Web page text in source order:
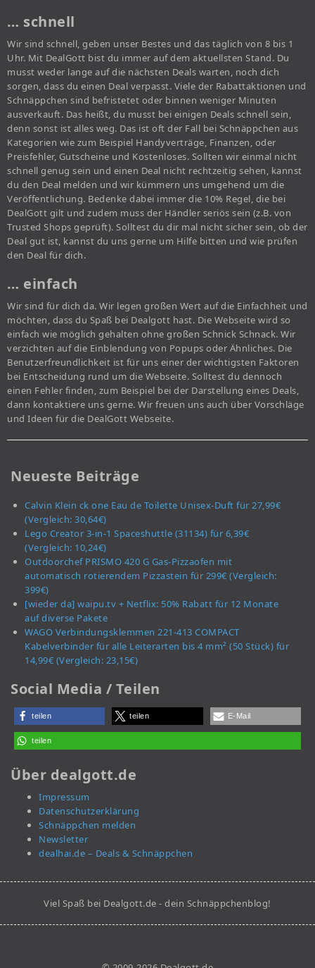
… schnell
Wir sind schnell, geben unser Bestes und das täglich von 8 bis 1
Uhr. Mit DealGott bist du immer auf dem aktuellsten Stand. Du
musst weder lange auf die nächsten Deals warten, noch dich
sorgen, dass du einen Deal verpasst. Viele der Rabattaktionen und
Schnäppchen sind befristetet oder binnen weniger Minuten
ausverkauft. Das heißt, du musst bei einigen Deals schnell sein,
denn sonst ist alles weg. Das ist oft der Fall bei Schnäppchen aus
Kategorien wie zum Beispiel Handyverträge, Finanzen, oder
Preisfehler, Gutscheine und Kostenloses. Sollten wir einmal nicht
schnell genug sein und einen Deal nicht rechtzeitig sehen, kannst
du den Deal melden und wir kümmern uns umgehend um die
Veröffentlichung. Bedenke dabei immer die 10% Regel, die bei
DealGott gilt und zudem muss der Händler seriös sein (z.B. von
Trusted Shops geprüft). Solltest du dir mal nicht sicher sein, ob der
Deal gut ist, kannst du uns gerne um Hilfe bitten und wie prüfen
den Deal für dich.
… einfach
Wir sind für dich da. Wir legen großen Wert auf die Einfachheit und
möchten, dass du Spaß bei Dealgott hast. Die Webseite wird so
einfach wie möglich gehalten ohne großen Schnick Schnack. Wir
verzichten auf die Einblendung von Popups oder Ähnliches. Die
Benutzerfreundlichkeit ist für uns einer der wichtigsten Faktoren
bei Entscheidung rund um die Webseite. Solltest du dennoch
einen Fehler finden, zum Beispiel bei der Darstellung eines Deals,
dann kontaktiere uns gerne. Wir freuen uns auch über Vorschläge
und Ideen für die DealGott Webseite.
Neueste Beiträge
Calvin Klein ck one Eau de Toilette Unisex-Duft für 27,99€
(Vergleich: 30,64€)
Lego Creator 3-in-1 Spaceshuttle (31134) für 6,39€
(Vergleich: 10,24€)
Outdoorchef PRISMO 420 G Gas-Pizzaofen mit
automatisch rotierendem Pizzastein für 299€ (Vergleich:
399€)
[wieder da] waipu.tv + Netflix: 50% Rabatt für 12 Monate
auf diverse Pakete
WAGO Verbindungsklemmen 221-413 COMPACT
Kabelverbinder für alle Leiterarten bis 4 mm² (50 Stück) für
14,99€ (Vergleich: 23,15€)
Social Media / Teilen
teilen teilen E-Mail
teilen
Über dealgott.de
Impressum
Datenschutzerklärung
Schnäppchen melden
Newsletter
dealhai.de – Deals & Schnäppchen
Viel Spaß bei Dealgott.de - dein Schnäppchenblog!